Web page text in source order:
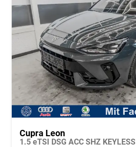
Cupra Leon
1.5 eTSI DSG ACC SHZ KEYLESS